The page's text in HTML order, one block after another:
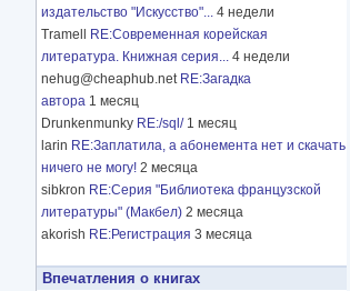
издательство "Искусство"... 4 недели
Tramell
RE:Современная корейская
литература. Книжная серия... 4 недели
nehug@cheaphub.net RE:Загадка
автора 1 месяц
Drunkenmunky RE:/sql/ 1 месяц
larin RE:Заплатила, а абонемента нет и скачать
ничего не могу! 2 месяца
sibkron RE:Серия "Библиотека французской
литературы" (Макбел) 2 месяца
akorish RE:Регистрация 3 месяца
Впечатления о книгах